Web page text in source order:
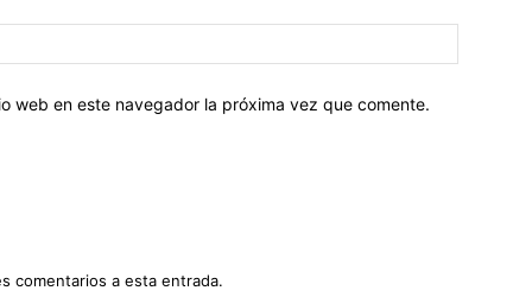
web:
web en este navegador la próxima vez que comente.
comentarios a esta entrada.